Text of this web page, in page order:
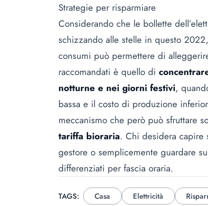
Strategie per risparmiare
Considerando che le bollette
schizzando alle stelle in questo
consumi può permettere di
raccomandati è quello di
notturne e nei giorni festivi,
bassa e il costo di produzione
meccanismo che però può sfruttare
tariffa bioraria. Chi desidera capire
gestore o semplicemente guardare
differenziati per fascia oraria.
TAGS: Casa Elettricità